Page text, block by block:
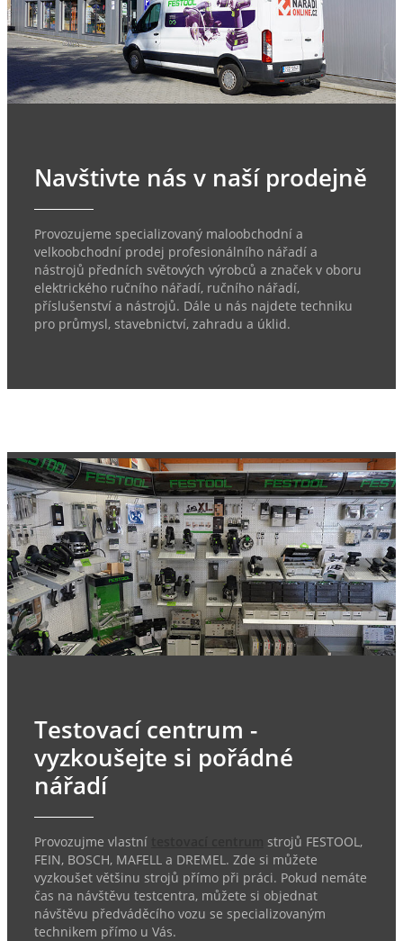
Navštivte nás v naší prodejně
Provozujeme specializovaný maloobchodní a
velkoobchodní prodej profesionálního nářadí a
nástrojů předních světových výrobců a značek v oboru
elektrického ručního nářadí, ručního nářadí,
příslušenství a nástrojů. Dále u nás najdete techniku
pro průmysl, stavebnictví, zahradu a úklid.
Testovací centrum -
vyzkoušejte si pořádné
nářadí
Provozujme vlastní
strojů FESTOOL,
FEIN, BOSCH, MAFELL a DREMEL. Zde si můžete
vyzkoušet většinu strojů přímo při práci. Pokud nemáte
čas na návštěvu testcentra, můžete si objednat
návštěvu předváděcího vozu se specializovaným
technikem přímo u Vás.